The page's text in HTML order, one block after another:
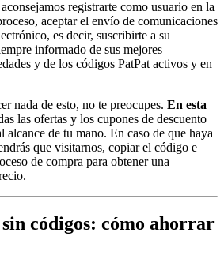
registrarte como usuario en la
aceptar el envío de comunicaciones
es decir, suscribirte a su
informado de sus mejores
y de los códigos PatPat activos y en
nada de esto, no te preocupes. En esta
las ofertas y los cupones de descuento
alcance de tu mano. En caso de que haya
que visitarnos, copiar el código e
de compra para obtener una
códigos: cómo ahorrar